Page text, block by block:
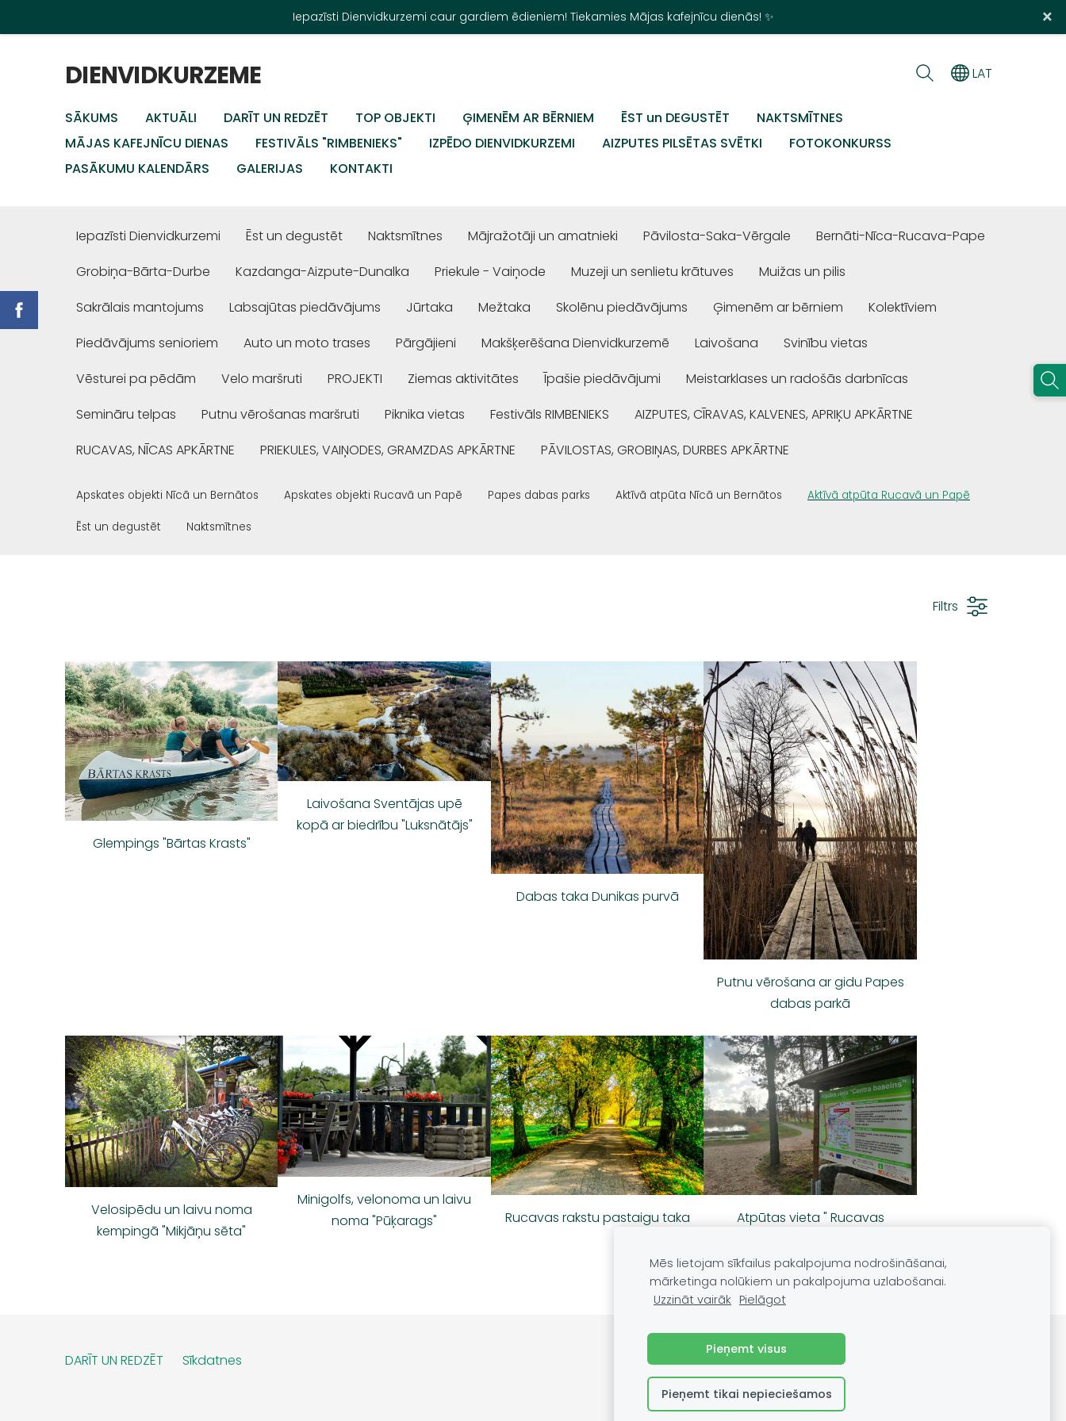
Iepazīsti Dienvidkurzemi caur gardiem ēdieniem! Tiekamies Mājas kafejnīcu dienās! ✨ ×
DIENVIDKURZEME
SĀKUMS AKTUĀLI DARĪT UN REDZĒT TOP OBJEKTI ĢIMENĒM AR BĒRNIEM ĒST un DEGUSTĒT
NAKTSMĪTNES
MĀJAS KAFEJNĪCU DIENAS
FESTIVĀLS "RIMBENIEKS" IZPĒDO DIENVIDKURZEMI AIZPUTES PILSĒTAS SVĒTKI
FOTOKONKURSS
PASĀKUMU KALENDĀRS
GALERIJAS KONTAKTI
LAT
Iepazīsti Dienvidkurzemi Ēst un degustēt Naktsmītnes Mājražotāji un amatnieki Pāvilosta-Saka-Vērgale
Bernāti-Nīca-Rucava-Pape
Grobiņa-Bārta-Durbe
Kazdanga-Aizpute-Dunalka Priekule - Vaiņode Muzeji un senlietu krātuves
Muižas un pilis
Sakrālais mantojums
Labsajūtas piedāvājums Jūrtaka Mežtaka Skolēnu piedāvājums Ģimenēm ar bērniem
Kolektīviem
Piedāvājums senioriem
Auto un moto trases Pārgājieni Makšķerēšana Dienvidkurzemē Laivošana
Svinību vietas
Vēsturei pa pēdām
Velo maršruti PROJEKTI Ziemas aktivitātes Īpašie piedāvājumi
Meistarklases un radošās darbnīcas
Semināru telpas
Putnu vērošanas maršruti Piknika vietas Festivāls RIMBENIEKS
AIZPUTES, CĪRAVAS, KALVENES, APRIĶU APKĀRTNE
RUCAVAS, NĪCAS APKĀRTNE
PRIEKULES, VAIŅODES, GRAMZDAS APKĀRTNE PĀVILOSTAS, GROBIŅAS, DURBES APKĀRTNE
Apskates objekti Nīcā un Bernātos Apskates objekti Rucavā un Papē Papes dabas parks Aktīvā atpūta Nīcā un Bernātos Aktīvā atpūta Rucavā un Papē
Ēst un degustēt Naktsmītnes
Filtrs
Glempings "Bārtas Krasts"
Laivošana Sventājas upē
kopā ar biedrību "Luksnātājs"
Dabas taka Dunikas purvā
Putnu vērošana ar gidu Papes
dabas parkā
Velosipēdu un laivu noma
kempingā "Mikjāņu sēta"
Minigolfs, velonoma un laivu
noma "Pūķarags"
Rucavas rakstu pastaigu taka
Atpūtas vieta " Rucavas
DARĪT UN REDZĒT Sīkdatnes
Mēs lietojam sīkfailus pakalpojuma nodrošināšanai,
mārketinga nolūkiem un pakalpojuma uzlabošanai.
Uzzināt vairāk Pielāgot
Pieņemt visus
Pieņemt tikai nepieciešamos